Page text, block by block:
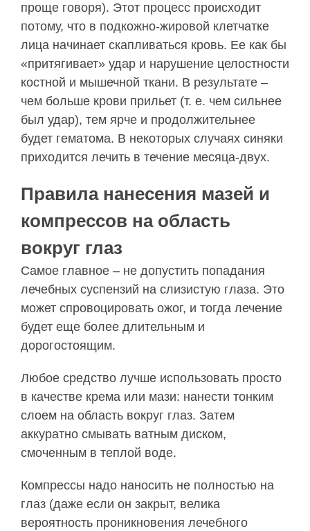
проще говоря). Этот процесс происходит
потому, что в подкожно-жировой клетчатке
лица начинает скапливаться кровь. Ее как бы
«притягивает» удар и нарушение целостности
костной и мышечной ткани. В результате –
чем больше крови прильет (т. е. чем сильнее
был удар), тем ярче и продолжительнее
будет гематома. В некоторых случаях синяки
приходится лечить в течение месяца-двух.
Правила нанесения мазей и
компрессов на область
вокруг глаз
Самое главное – не допустить попадания
лечебных суспензий на слизистую глаза. Это
может спровоцировать ожог, и тогда лечение
будет еще более длительным и
дорогостоящим.
Любое средство лучше использовать просто
в качестве крема или мази: нанести тонким
слоем на область вокруг глаз. Затем
аккуратно смывать ватным диском,
смоченным в теплой воде.
Компрессы надо наносить не полностью на
глаз (даже если он закрыт, велика
вероятность проникновения лечебного